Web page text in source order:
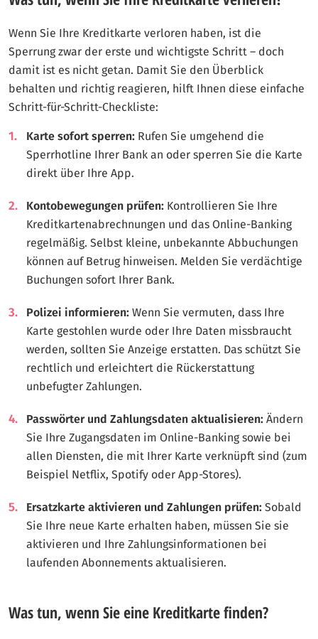
Wenn Sie Ihre Kreditkarte verloren haben, ist die
Sperrung zwar der erste und wichtigste Schritt – doch
damit ist es nicht getan. Damit Sie den Überblick
behalten und richtig reagieren, hilft Ihnen diese einfache
Schritt-für-Schritt-Checkliste:
Karte sofort sperren: Rufen Sie umgehend die
Sperrhotline Ihrer Bank an oder sperren Sie die Karte
direkt über Ihre App.
Kontobewegungen prüfen: Kontrollieren Sie Ihre
Kreditkartenabrechnungen und das Online-Banking
regelmäßig. Selbst kleine, unbekannte Abbuchungen
können auf Betrug hinweisen. Melden Sie verdächtige
Buchungen sofort Ihrer Bank.
Polizei informieren: Wenn Sie vermuten, dass Ihre
Karte gestohlen wurde oder Ihre Daten missbraucht
werden, sollten Sie Anzeige erstatten. Das schützt Sie
rechtlich und erleichtert die Rückerstattung
unbefugter Zahlungen.
Passwörter und Zahlungsdaten aktualisieren: Ändern
Sie Ihre Zugangsdaten im Online-Banking sowie bei
allen Diensten, die mit Ihrer Karte verknüpft sind (zum
Beispiel Netflix, Spotify oder App-Stores).
Ersatzkarte aktivieren und Zahlungen prüfen: Sobald
Sie Ihre neue Karte erhalten haben, müssen Sie sie
aktivieren und Ihre Zahlungsinformationen bei
laufenden Abonnements aktualisieren.
Was tun, wenn Sie eine Kreditkarte finden?